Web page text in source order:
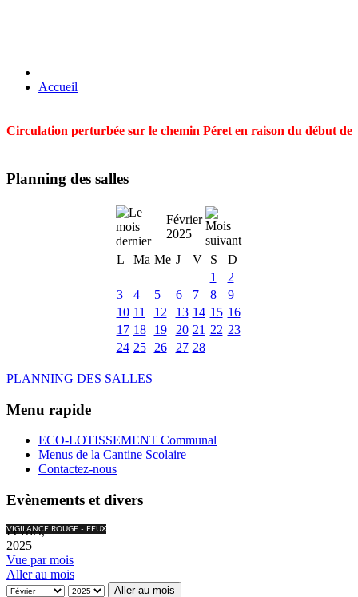
Accueil
Circulation perturbée sur le chemin Péret en raison du début
Planning des salles
Février
2025
L
Ma Me J V S
D
1
2
3
4 5 6 7 8
9
10 11 12 13 14 15 16
17 18 19 20 21 22 23
24 25 26 27 28
PLANNING DES SALLES
Menu rapide
ECO-LOTISSEMENT Communal
Menus de la Cantine Scolaire
Contactez-nous
Evènements et divers
VIGILANCE ROUGE - FEUX
Février,
2025
Vue par mois
Aller au mois
Aller au mois